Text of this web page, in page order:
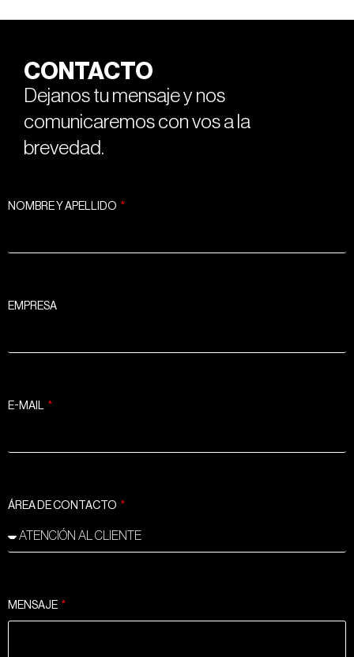
CONTACTO
Dejanos tu mensaje y nos
comunicaremos con vos a la
brevedad.
NOMBRE Y APELLIDO
EMPRESA
E-MAIL
ÁREA DE CONTACTO
MENSAJE